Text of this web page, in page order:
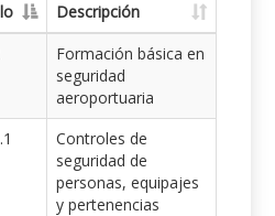
Descripción
Formación básica en
seguridad
aeroportuaria
Controles de
seguridad de
personas, equipajes
y pertenencias